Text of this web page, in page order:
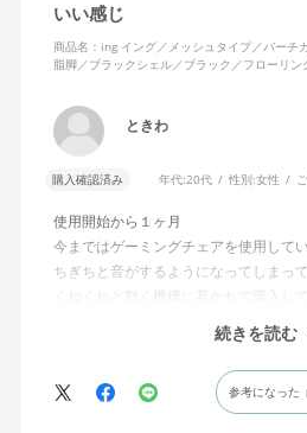
いい感じ
商品名：ing イング／メッシュタイプ／バーチ
脂脚／ブラックシェル／ブラック／フローリン
ときわ
購入確認済み 年代:20代 性別:女性
使用開始から１ヶ月
今まではゲーミングチェアを使用して
ちぎちと音がするようになってしまっ
くねくねと動く機構に惹かれて購入し
りは無くなった！但し座る時と立つ時
これは座っていない時に椅子が倒れな
に保つ機構があるようだ。
絵を描くのと、ゲームをするためのデ
尻についてくるフレキシブルな座面が嬉
続きを読む
参考になった